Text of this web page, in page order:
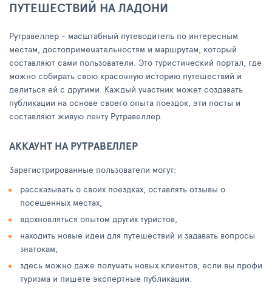
ПУТЕШЕСТВИЙ НА ЛАДОНИ
Рутравеллер - масштабный путеводитель по интересным
местам, достопримечательностям и маршрутам, который
составляют сами пользователи. Это туристический портал, где
можно собирать свою красочную историю путешествий и
делиться ей с другими. Каждый участник может создавать
публикации на основе своего опыта поездок, эти посты и
составляют живую ленту Рутравеллер.
АККАУНТ НА РУТРАВЕЛЛЕР
Зарегистрированные пользователи могут:
рассказывать о своих поездках, оставлять отзывы о
посещенных местах,
вдохновляться опытом других туристов,
находить новые идеи для путешествий и задавать вопросы
знатокам,
здесь можно даже получать новых клиентов, если вы профи
туризма и пишете экспертные публикации.